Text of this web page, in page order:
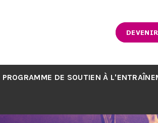
PROGRAMME DE SOUTIEN À